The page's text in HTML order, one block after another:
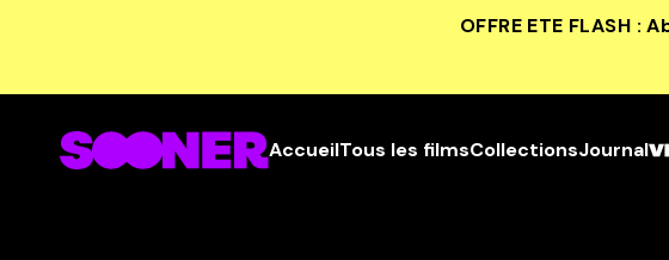
OFFRE ETE FLASH :
AccueilTous les filmsCollectionsJournal